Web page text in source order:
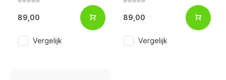
89,00
Vergelijk
89,00
Vergelijk